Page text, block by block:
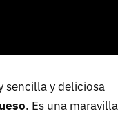
sencilla y deliciosa
. Es una maravilla